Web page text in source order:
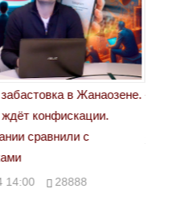
в Жанаозене.
с
28888
«Новый
правды»